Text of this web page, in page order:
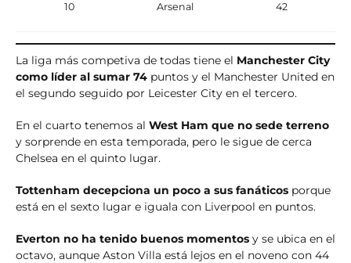
10 Arsenal 42
La liga más competiva de todas tiene el Manchester City
como líder al sumar 74 puntos y el Manchester United en
el segundo seguido por Leicester City en el tercero.
En el cuarto tenemos al West Ham que no sede terreno
y sorprende en esta temporada, pero le sigue de cerca
Chelsea en el quinto lugar.
Tottenham decepciona un poco a sus fanáticos porque
está en el sexto lugar e iguala con Liverpool en puntos.
Everton no ha tenido buenos momentos y se ubica en el
octavo, aunque Aston Villa está lejos en el noveno con 44